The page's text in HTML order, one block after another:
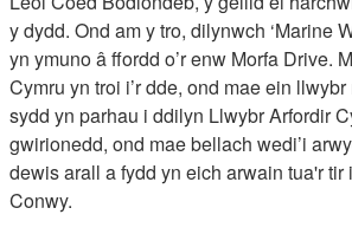
y dydd. Ond am y tro, dilynwch ‘Marine
yn ymuno â ffordd o’r enw Morfa Drive.
Cymru yn troi i’r dde, ond mae ein llwybr
sydd yn parhau i ddilyn Llwybr Arfordir
gwirionedd, ond mae bellach wedi’i
dewis arall a fydd yn eich arwain tua'r tir
Conwy.